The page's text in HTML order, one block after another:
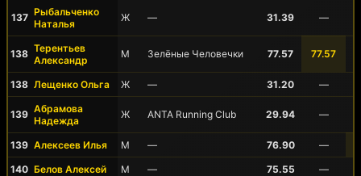
137 Рыбальченко
Наталья
Ж — 31.39 —
138 Терентьев
Александр
М Зелёные Человечки 77.57 77.57
138 Лещенко Ольга Ж — 31.20 —
139 Абрамова
Надежда
Ж ANTA Running Club 29.94 —
139 Алексеев Илья М — 76.90 —
140 Белов Алексей М — 75.55 —